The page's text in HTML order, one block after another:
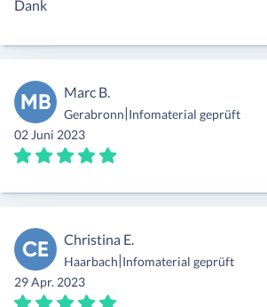
Dank
MB Marc B.
Gerabronn|Infomaterial geprüft
02 Juni 2023
CE Christina E.
Haarbach|Infomaterial geprüft
29 Apr. 2023